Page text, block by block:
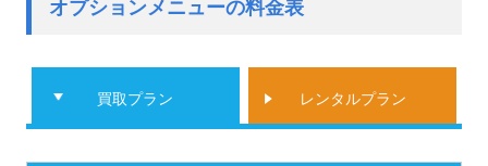
オプションメニューの料金表
買取プラン レンタルプラン